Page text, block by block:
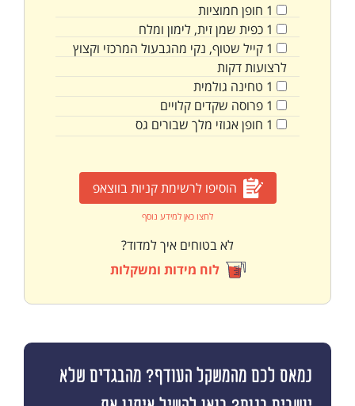
1 חופן חמוציות
1 כפית שמן זית, לימון ומלח
1 קייל שטוף, נקי מהגבעול המרכזי וקצוץ
לרצועות דקות
1 טחינה גולמית
1 פרוסה שקדים קלויים
1 חופןאגוזי מלך שבורים גס
הוסיפו לרשימת קניות בווצאפ
לחצו כאן למידע נוסף
לא בטוחים איך למדוד?
לוח מידות ומשקלות
נמאס לכם מהמשקל העודף? מהבגדים שלא